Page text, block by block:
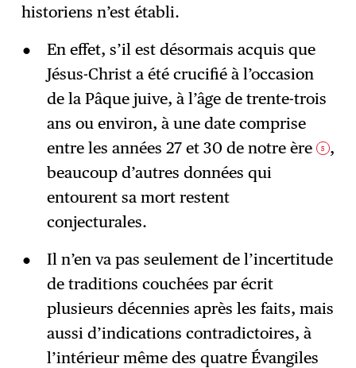
historiens n’est établi.
En effet, s’il est désormais acquis que
Jésus-Christ a été crucifié à l’occasion
de la Pâque juive, à l’âge de trente-trois
ans ou environ, à une date comprise
entre les années 27 et 30 de notre ère
5 ,
beaucoup d’autres données qui
entourent sa mort restent
conjecturales.
Il n’en va pas seulement de l’incertitude
de traditions couchées par écrit
plusieurs décennies après les faits, mais
aussi d’indications contradictoires, à
l’intérieur même des quatre Évangiles